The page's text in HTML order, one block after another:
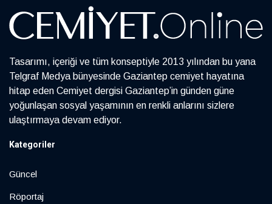
Tasarımı, içeriği ve tüm konseptiyle 2013 yılından bu yana
Telgraf Medya bünyesinde Gaziantep cemiyet hayatına
hitap eden Cemiyet dergisi Gaziantep’in günden güne
yoğunlaşan sosyal yaşamının en renkli anlarını sizlere
ulaştırmaya devam ediyor.
Kategoriler
Güncel
Röportaj